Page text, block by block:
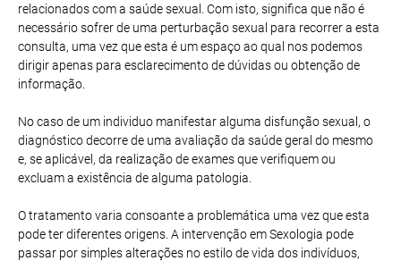
relacionados com a saúde sexual. Com isto, significa que não é
necessário sofrer de uma perturbação sexual para recorrer a esta
consulta, uma vez que esta é um espaço ao qual nos podemos
dirigir apenas para esclarecimento de dúvidas ou obtenção de
informação.
No caso de um individuo manifestar alguma disfunção sexual, o
diagnóstico decorre de uma avaliação da saúde geral do mesmo
e, se aplicável, da realização de exames que verifiquem ou
excluam a existência de alguma patologia.
O tratamento varia consoante a problemática uma vez que esta
pode ter diferentes origens. A intervenção em Sexologia pode
passar por simples alterações no estilo de vida dos indivíduos,